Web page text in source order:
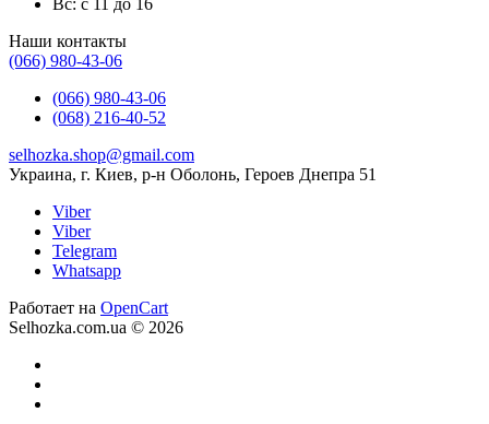
Наши контакты
(066) 980-43-06
(066) 980-43-06
(068) 216-40-52
selhozka.shop@gmail.com
Украина, г. Киев, р-н Оболонь, Героев Днепра 51
Viber
Viber
Telegram
Whatsapp
Работает на OpenCart
Selhozka.com.ua © 2026